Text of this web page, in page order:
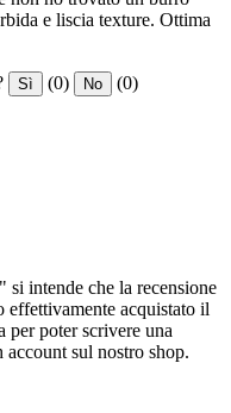
e liscia texture. Ottima
Sì (0) No (0)
intende che la recensione
effettivamente acquistato il
per poter scrivere una
account sul nostro shop.